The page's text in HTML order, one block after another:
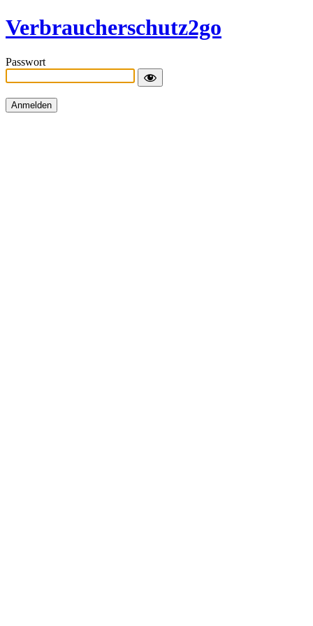
Verbraucherschutz2go
Passwort